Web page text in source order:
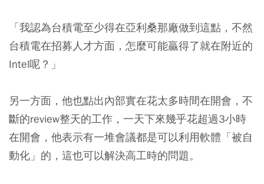
「我認為台積電至少得在亞利桑那廠做到這點，不然
台積電在招募人才方面，怎麼可能贏得了就在附近的
Intel呢？」
另一方面，他也點出內部實在花太多時間在開會，不
斷的review整天的工作，一天下來幾乎花超過3小時
在開會，他表示有一堆會議都是可以利用軟體「被自
動化」的，這也可以解決高工時的問題。